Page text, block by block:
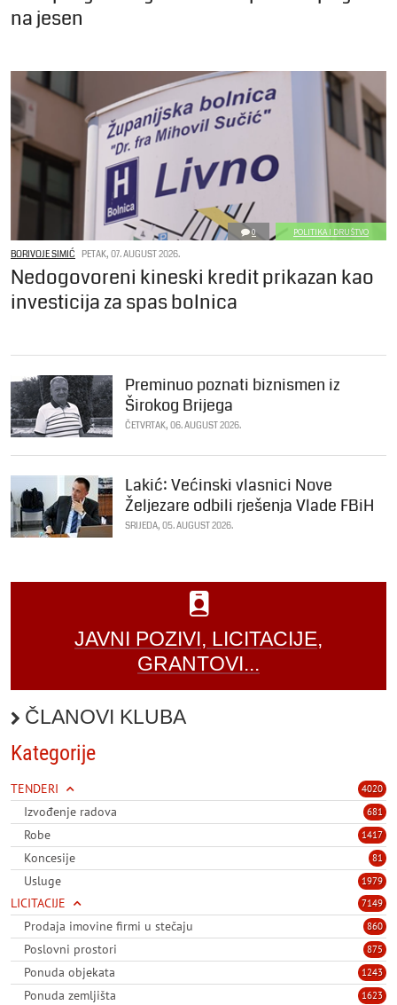
na jesen
0 POLITIKA I DRUŠTVO
BORIVOJE SIMIĆ PETAK, 07. AUGUST 2026.
Nedogovoreni kineski kredit prikazan kao
investicija za spas bolnica
Preminuo poznati biznismen iz
Širokog Brijega
ČETVRTAK, 06. AUGUST 2026.
Lakić: Većinski vlasnici Nove
Željezare odbili rješenja Vlade FBiH
SRIJEDA, 05. AUGUST 2026.
JAVNI POZIVI, LICITACIJE,
GRANTOVI...
ČLANOVI KLUBA
Kategorije
4020
TENDERI
681
Izvođenje radova
1417
Robe
81
Koncesije
1979
Usluge
7149
LICITACIJE
860
Prodaja imovine firmi u stečaju
875
Poslovni prostori
1243
Ponuda objekata
1623
Ponuda zemljišta